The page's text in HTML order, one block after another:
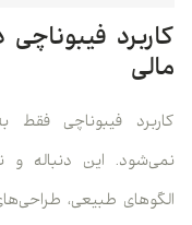
کاربرد
مالی
کاربرد فیبوناچی فقط
نمی‌شود. این دنباله
الگوهای طبیعی،